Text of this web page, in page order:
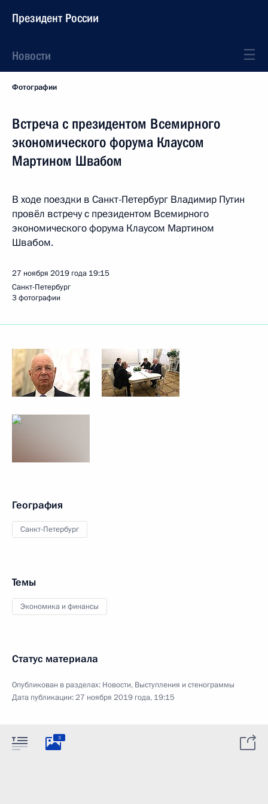
Президент России
Новости
Фотографии
Встреча с президентом Всемирного
экономического форума Клаусом
Мартином Швабом
В ходе поездки в Санкт-Петербург Владимир Путин
провёл встречу с президентом Всемирного
экономического форума Клаусом Мартином
Швабом.
27 ноября 2019 года 19:15
Санкт-Петербург
3 фотографии
География
Санкт-Петербург
Темы
Экономика и финансы
Статус материала
Опубликован в разделах: Новости, Выступления и стенограммы
Дата публикации:27 ноября 2019 года, 19:15
3